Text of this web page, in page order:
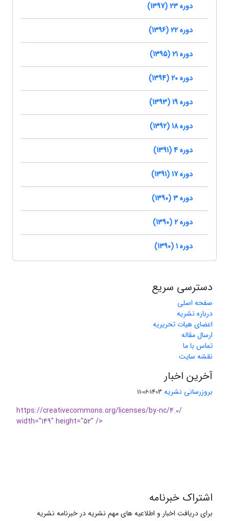
دوره 23 (1397)
دوره 22 (1396)
دوره 21 (1395)
دوره 20 (1394)
دوره 19 (1393)
دوره 18 (1392)
دوره 4 (1391)
دوره 17 (1391)
دوره 3 (1390)
دوره 2 (1390)
دوره 1 (1390)
دسترسی سریع
صفحه اصلی
درباره نشریه
اعضای هیات تحریریه
ارسال مقاله
تماس با ما
نقشه سایت
آخرین اخبار
بروزرسانی نشریه 1403-06-11
https://creativecommons.org/licenses/by-nc/4.0/
width="149" height="52" />
اشتراک خبرنامه
برای دریافت اخبار و اطلاعیه های مهم نشریه در خبرنامه نشریه